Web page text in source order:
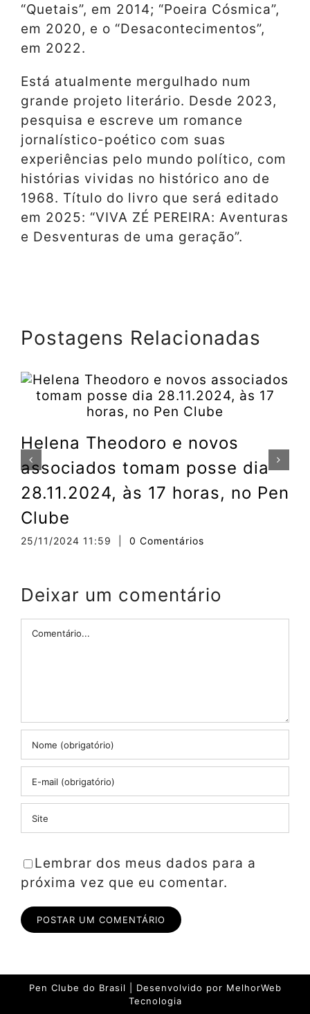
“Quetais”, em 2014; “Poeira Cósmica”,
em 2020, e o “Desacontecimentos”,
em 2022.
Está atualmente mergulhado num
grande projeto literário. Desde 2023,
pesquisa e escreve um romance
jornalístico-poético com suas
experiências pelo mundo político, com
histórias vividas no histórico ano de
1968. Título do livro que será editado
em 2025: “VIVA ZÉ PEREIRA: Aventuras
e Desventuras de uma geração”.
Postagens Relacionadas
Helena Theodoro e novos
associados tomam posse dia
28.11.2024, às 17 horas, no Pen
Clube
25/11/2024 11:59 0 Comentários
Deixar um comentário
Comentário
Lembrar dos meus dados para a
próxima vez que eu comentar.
Pen Clube do Brasil | Desenvolvido por MelhorWeb
Tecnologia